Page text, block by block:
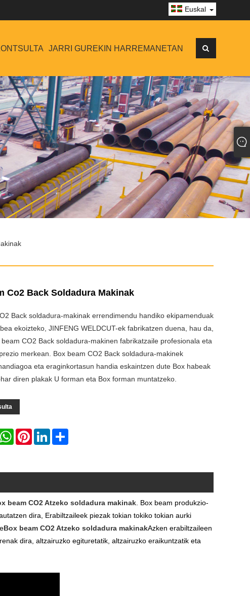
Euskal
JARRI GUREKIN HARREMANETAN
Co2 Back Soldadura Makinak
Back soldadura-makinak errendimendu handiko ekipamenduak
ekoizteko, JINFENG WELDCUT-ek fabrikatzen duena, hau da,
CO2 Back soldadura-makinen fabrikatzaile profesionala eta
merkean. Box beam CO2 Back soldadura-makinek
eta eraginkortasun handia eskaintzen dute Box habeak
diren plakak U forman eta Box forman muntatzeko.
WhatsAppPinterestLinkedInShare
beam CO2 Atzeko soldadura makinak. Box beam produkzio-
dira, Erabiltzaileek piezak tokian tokiko tokian aurki
Box beam CO2 Atzeko soldadura makinakAzken erabiltzaileen
dira, altzairuzko egituretatik, altzairuzko eraikuntzatik eta